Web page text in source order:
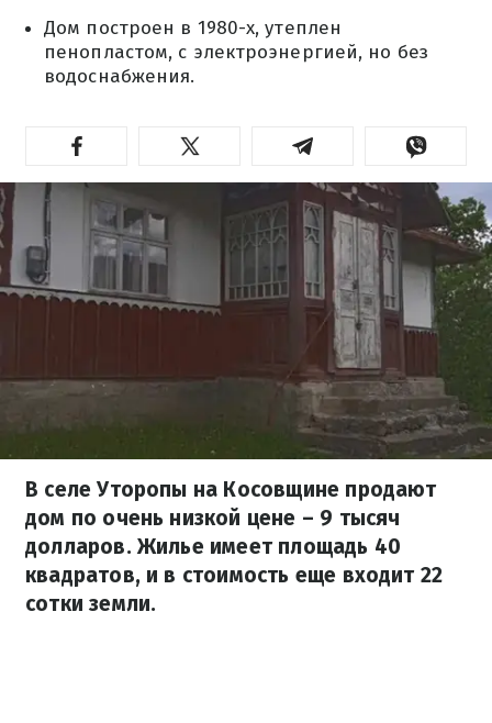
Дом построен в 1980-х, утеплен
пенопластом, с электроэнергией, но без
водоснабжения.
В селе Уторопы на Косовщине продают
дом по очень низкой цене – 9 тысяч
долларов. Жилье имеет площадь 40
квадратов, и в стоимость еще входит 22
сотки земли.